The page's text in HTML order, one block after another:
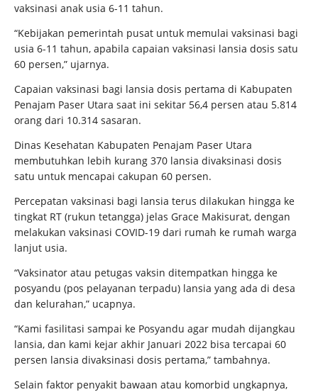
vaksinasi anak usia 6-11 tahun.
“Kebijakan pemerintah pusat untuk memulai vaksinasi bagi
usia 6-11 tahun, apabila capaian vaksinasi lansia dosis satu
60 persen,” ujarnya.
Capaian vaksinasi bagi lansia dosis pertama di Kabupaten
Penajam Paser Utara saat ini sekitar 56,4 persen atau 5.814
orang dari 10.314 sasaran.
Dinas Kesehatan Kabupaten Penajam Paser Utara
membutuhkan lebih kurang 370 lansia divaksinasi dosis
satu untuk mencapai cakupan 60 persen.
Percepatan vaksinasi bagi lansia terus dilakukan hingga ke
tingkat RT (rukun tetangga) jelas Grace Makisurat, dengan
melakukan vaksinasi COVID-19 dari rumah ke rumah warga
lanjut usia.
“Vaksinator atau petugas vaksin ditempatkan hingga ke
posyandu (pos pelayanan terpadu) lansia yang ada di desa
dan kelurahan,” ucapnya.
“Kami fasilitasi sampai ke Posyandu agar mudah dijangkau
lansia, dan kami kejar akhir Januari 2022 bisa tercapai 60
persen lansia divaksinasi dosis pertama,” tambahnya.
Selain faktor penyakit bawaan atau komorbid ungkapnya,